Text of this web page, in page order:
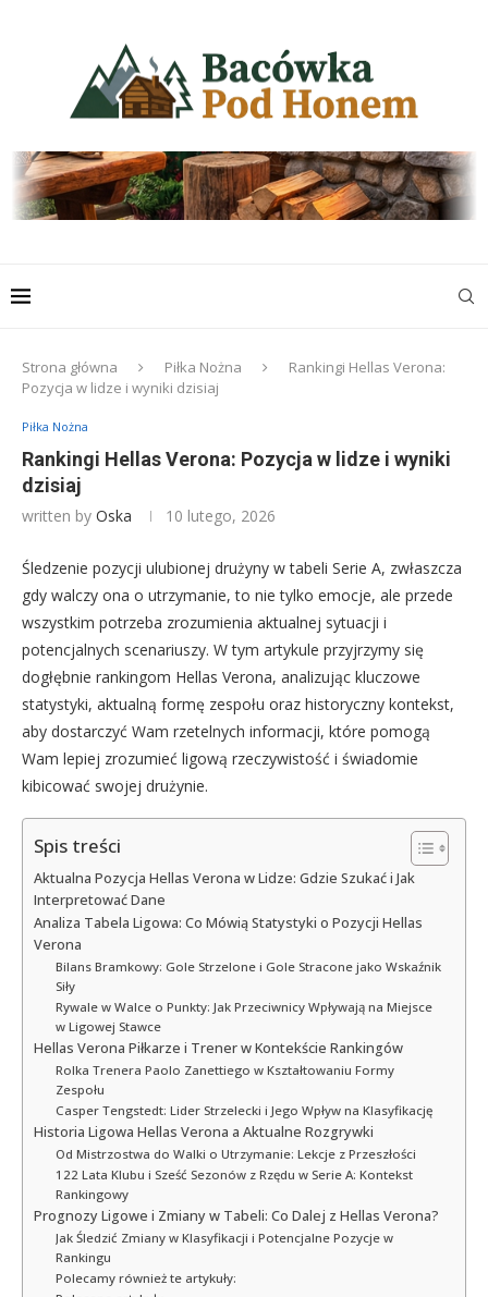
Strona główna Piłka Nożna
Rankingi Hellas Verona:
Pozycja w lidze i wyniki dzisiaj
Piłka Nożna
Rankingi Hellas Verona: Pozycja w lidze i wyniki
dzisiaj
written by Oska 10 lutego, 2026
Śledzenie pozycji ulubionej drużyny w tabeli Serie A, zwłaszcza
gdy walczy ona o utrzymanie, to nie tylko emocje, ale przede
wszystkim potrzeba zrozumienia aktualnej sytuacji i
potencjalnych scenariuszy. W tym artykule przyjrzymy się
dogłębnie rankingom Hellas Verona, analizując kluczowe
statystyki, aktualną formę zespołu oraz historyczny kontekst,
aby dostarczyć Wam rzetelnych informacji, które pomogą
Wam lepiej zrozumieć ligową rzeczywistość i świadomie
kibicować swojej drużynie.
Spis treści
Aktualna Pozycja Hellas Verona w Lidze: Gdzie Szukać i Jak
Interpretować Dane
Analiza Tabela Ligowa: Co Mówią Statystyki o Pozycji Hellas
Verona
Bilans Bramkowy: Gole Strzelone i Gole Stracone jako Wskaźnik
Siły
Rywale w Walce o Punkty: Jak Przeciwnicy Wpływają na Miejsce
w Ligowej Stawce
Hellas Verona Piłkarze i Trener w Kontekście Rankingów
Rolka Trenera Paolo Zanettiego w Kształtowaniu Formy
Zespołu
Casper Tengstedt: Lider Strzelecki i Jego Wpływ na Klasyfikację
Historia Ligowa Hellas Verona a Aktualne Rozgrywki
Od Mistrzostwa do Walki o Utrzymanie: Lekcje z Przeszłości
122 Lata Klubu i Sześć Sezonów z Rzędu w Serie A: Kontekst
Rankingowy
Prognozy Ligowe i Zmiany w Tabeli: Co Dalej z Hellas Verona?
Jak Śledzić Zmiany w Klasyfikacji i Potencjalne Pozycje w
Rankingu
Polecamy również te artykuły: